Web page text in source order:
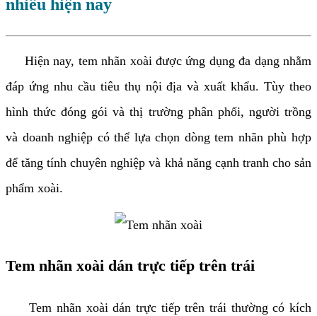
nhiều hiện nay
Hiện nay, tem nhãn xoài được ứng dụng đa dạng nhằm
đáp ứng nhu cầu tiêu thụ nội địa và xuất khẩu. Tùy theo
hình thức đóng gói và thị trường phân phối, người trồng
và doanh nghiệp có thể lựa chọn dòng tem nhãn phù hợp
để tăng tính chuyên nghiệp và khả năng cạnh tranh cho sản
phẩm xoài.
Tem nhãn xoài dán trực tiếp trên trái
Tem nhãn xoài dán trực tiếp trên trái thường có kích